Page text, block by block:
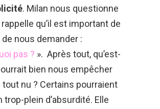
. Milan nous questionne
qu’il est important de
nous demander :
pas ? ». Après tout, qu’est-
bien nous empêcher
tout nu ? Certains pourraient
trop-plein d’absurdité. Elle